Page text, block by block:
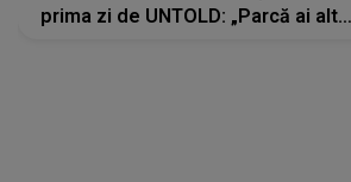
prima zi de UNTOLD: „Parcă ai altă